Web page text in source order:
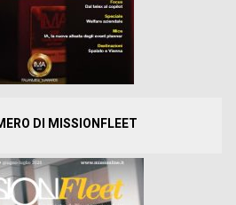
DI MISSIONFLEET